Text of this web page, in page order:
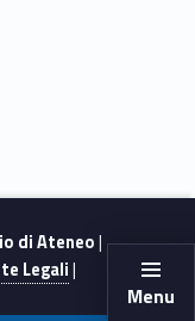
Menu
di Ateneo|
Legali|